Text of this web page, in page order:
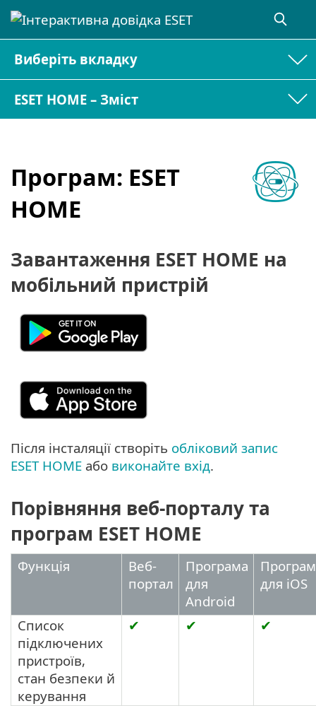
Виберіть вкладку
ESET HOME – Зміст
Програм: ESET
HOME
Завантаження ESET HOME на
мобільний пристрій
Після інсталяції створіть обліковий запис
ESET HOME або виконайте вхід.
Порівняння веб-порталу та
програм ESET HOME
Функція
Веб-
портал
Програма
для
Android
для iOS
Список
підключених
пристроїв,
стан безпеки й
керування
✔ ✔ ✔